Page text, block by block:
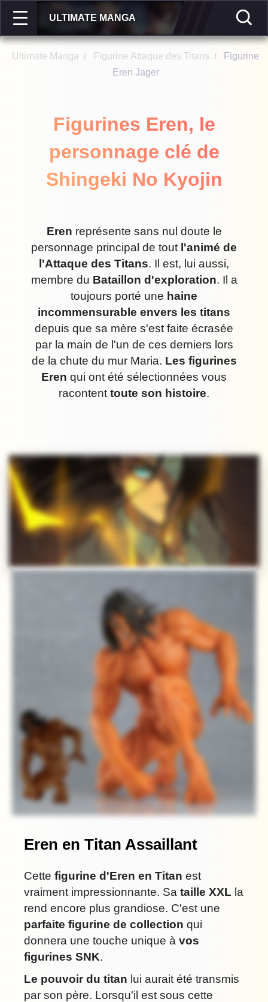
ULTIMATE MANGA
Ultimate Manga / Figurine Attaque des Titans /
Figurine
Eren Jager
Figurines Eren, le
personnage clé de
Shingeki No Kyojin
Eren représente sans nul doute le
personnage principal de tout l'animé de
l'Attaque des Titans. Il est, lui aussi,
membre du Bataillon d'exploration. Il a
toujours porté une haine
incommensurable envers les titans
depuis que sa mère s'est faite écrasée
par la main de l'un de ces derniers lors
de la chute du mur Maria. Les figurines
Eren qui ont été sélectionnées vous
racontent toute son histoire.
Eren en Titan Assaillant
Cette figurine d'Eren en Titan est
vraiment impressionnante. Sa taille XXL la
rend encore plus grandiose. C'est une
parfaite figurine de collection qui
donnera une touche unique à vos
figurines SNK.
Le pouvoir du titan lui aurait été transmis
par son père. Lorsqu'il est sous cette